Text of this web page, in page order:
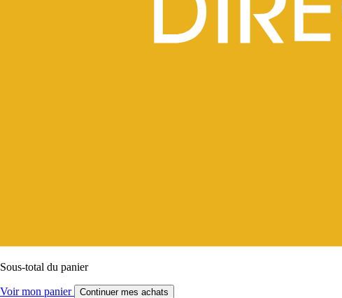
Sous-total du panier
Voir mon panier Continuer mes achats